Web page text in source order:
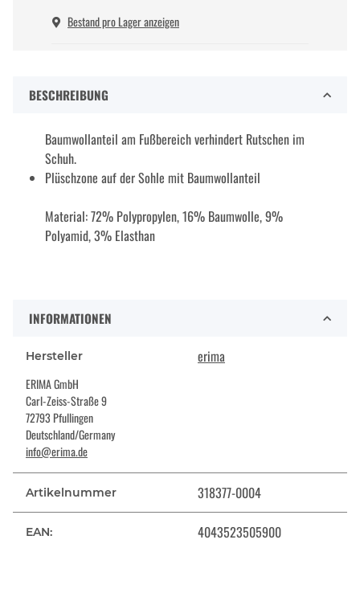
Bestand pro Lager anzeigen
BESCHREIBUNG
Baumwollanteil am Fußbereich verhindert Rutschen im
Schuh.
Plüschzone auf der Sohle mit Baumwollanteil
Material: 72% Polypropylen, 16% Baumwolle, 9%
Polyamid, 3% Elasthan
INFORMATIONEN
Hersteller erima
ERIMA GmbH
Carl-Zeiss-Straße 9
72793 Pfullingen
Deutschland/Germany
info@erima.de
Artikelnummer 318377-0004
EAN: 4043523505900